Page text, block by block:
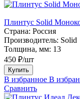
Плинтус Solid
Страна: Россия
Производитель: Solid
Толщина, мм: 13
450 ₽/шт
Купить
В избранное В
Сравнить